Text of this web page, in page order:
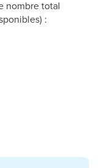
nombre total
: